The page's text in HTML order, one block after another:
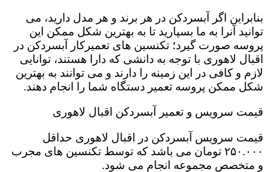
بنابراین اگر آبسردکن در هر برند و هر مدل دارید، می
توانید آنرا به ما بسپارید تا به بهترین شکل ممکن این
پروسه صورت گیرد؛ تکنسین های تعمیرکار آبسردکن در
اقبال لاهوری با توجه به دانشی که دارا هستند، توانایی
لازم و کافی در این زمینه را دارند و می توانند به بهترین
شکل ممکن پروسه تعمیر دستگاه شما را انجام دهند.
قیمت سرویس و تعمیر آبسردکن اقبال لاهوری
قیمت سرویس آبسردکن در اقبال لاهوری حداقل
۲۵۰.۰۰۰ تومان می باشد که توسط تکنسین های مجرب
و متخصص مجموعه انجام می شود.